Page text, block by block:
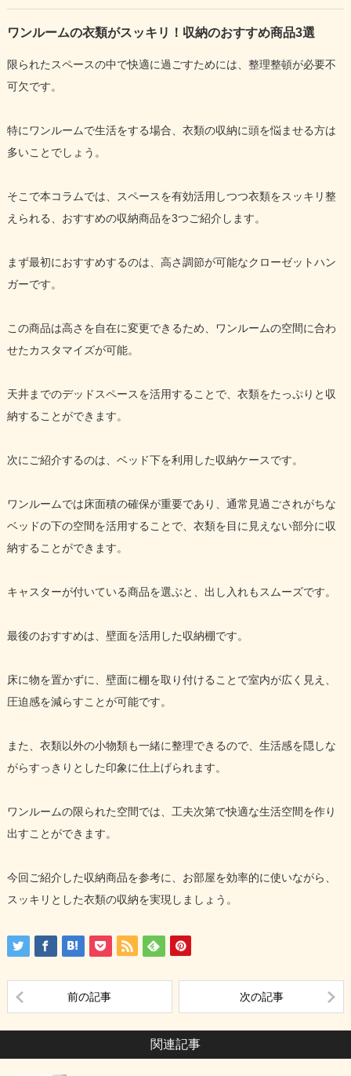
ワンルームの衣類がスッキリ！収納のおすすめ商品3選
限られたスペースの中で快適に過ごすためには、整理整頓が必要不
可欠です。
特にワンルームで生活をする場合、衣類の収納に頭を悩ませる方は
多いことでしょう。
そこで本コラムでは、スペースを有効活用しつつ衣類をスッキリ整
えられる、おすすめの収納商品を3つご紹介します。
まず最初におすすめするのは、高さ調節が可能なクローゼットハン
ガーです。
この商品は高さを自在に変更できるため、ワンルームの空間に合わ
せたカスタマイズが可能。
天井までのデッドスペースを活用することで、衣類をたっぷりと収
納することができます。
次にご紹介するのは、ベッド下を利用した収納ケースです。
ワンルームでは床面積の確保が重要であり、通常見過ごされがちな
ベッドの下の空間を活用することで、衣類を目に見えない部分に収
納することができます。
キャスターが付いている商品を選ぶと、出し入れもスムーズです。
最後のおすすめは、壁面を活用した収納棚です。
床に物を置かずに、壁面に棚を取り付けることで室内が広く見え、
圧迫感を減らすことが可能です。
また、衣類以外の小物類も一緒に整理できるので、生活感を隠しな
がらすっきりとした印象に仕上げられます。
ワンルームの限られた空間では、工夫次第で快適な生活空間を作り
出すことができます。
今回ご紹介した収納商品を参考に、お部屋を効率的に使いながら、
スッキリとした衣類の収納を実現しましょう。
前の記事 次の記事
関連記事